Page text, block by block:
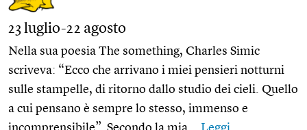
23 luglio-22 agosto
Nella sua poesia The something, Charles Simic
scriveva: “Ecco che arrivano i miei pensieri notturni
sulle stampelle, di ritorno dallo studio dei cieli. Quello
a cui pensano è sempre lo stesso, immenso e